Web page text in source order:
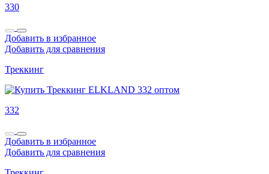
330
Добавить в избранное
Добавить для сравнения
Треккинг
332
Добавить в избранное
Добавить для сравнения